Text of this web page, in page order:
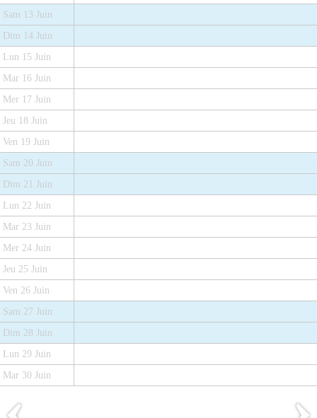
Sam 13 Juin
Dim 14 Juin
Lun 15 Juin
Mar 16 Juin
Mer 17 Juin
Jeu 18 Juin
Ven 19 Juin
Sam 20 Juin
Dim 21 Juin
Lun 22 Juin
Mar 23 Juin
Mer 24 Juin
Jeu 25 Juin
Ven 26 Juin
Sam 27 Juin
Dim 28 Juin
Lun 29 Juin
Mar 30 Juin